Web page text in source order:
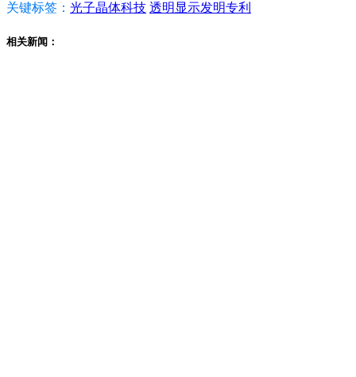
关键标签： 光子晶体科技 透明显示发明专利
相关新闻：